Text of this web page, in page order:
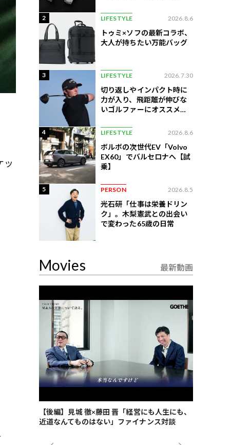
ッ
2 LIFESTYLE 2026.8.6
トゥミ×ソフの最新コラボ、
大人が持ちたい万能バッグ
3 LIFESTYLE 2026.7.30
切り返しやインパクト時に
力が入り、飛距離が伸びな
いゴルファーにオススメの
4 LIFESTYLE 2026.8.6
ボルボの次世代EV「Volvo
EX60」でバルセロナへ【試
乗】
5 PERSON 2026.8.5
光石研「仕事は栄養ドリン
ク」。木梨憲武との出会い
で変わった65歳の日常
Movies 最新動画
【後編】見城 徹×藤田 晋「経営にも人生にも、
近道なんてものはない」ファイナンス対談